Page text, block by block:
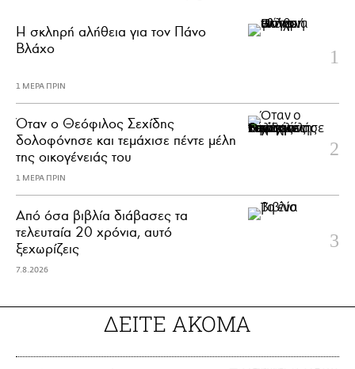
H σκληρή αλήθεια για τον Πάνο
Βλάχο
1 ΜΕΡΑ ΠΡΙΝ
Όταν ο Θεόφιλος Σεχίδης
δολοφόνησε και τεμάχισε πέντε μέλη
της οικογένειάς του
1 ΜΕΡΑ ΠΡΙΝ
Από όσα βιβλία διάβασες τα
τελευταία 20 χρόνια, αυτό
ξεχωρίζεις
7.8.2026
ΔΕΙΤΕ ΑΚΟΜΑ